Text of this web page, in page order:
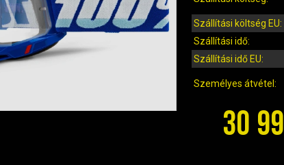
Szállítási költség EU:
Szállítási idő:
Szállítási idő EU:
Személyes átvétel:
30